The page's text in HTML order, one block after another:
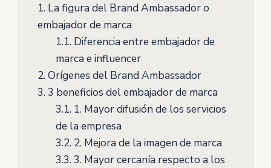
1.La figura del Brand Ambassador o
embajador de marca
1.1.Diferencia entre embajador de
marca e influencer
2.Orígenes del Brand Ambassador
3.3 beneficios del embajador de marca
3.1.1. Mayor difusión de los servicios
de la empresa
3.2.2. Mejora de la imagen de marca
3.3.3. Mayor cercanía respecto a los